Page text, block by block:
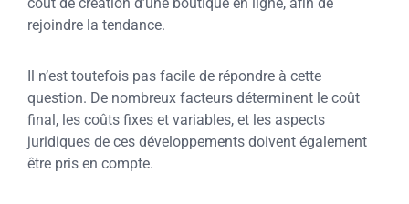
rejoindre la tendance.
Il n’est toutefois pas facile de répondre à cette
question. De nombreux facteurs déterminent le coût
final, les coûts fixes et variables, et les aspects
juridiques de ces développements doivent également
être pris en compte.